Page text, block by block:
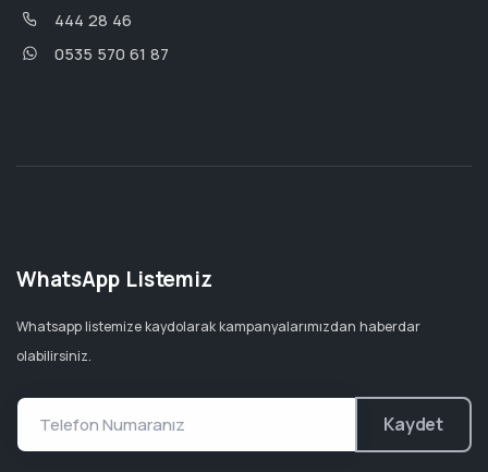
444 28 46
0535 570 61 87
WhatsApp Listemiz
Whatsapp listemize kaydolarak kampanyalarımızdan haberdar
olabilirsiniz.
Kaydet